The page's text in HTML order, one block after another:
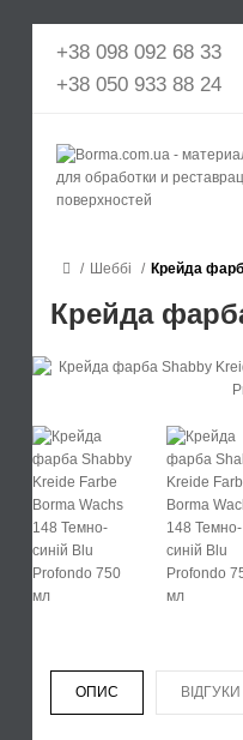
+38 098 092 68 33
+38 050 933 88 24
Шеббі Крейда
Крейда
ОПИС ВІДГУКИ